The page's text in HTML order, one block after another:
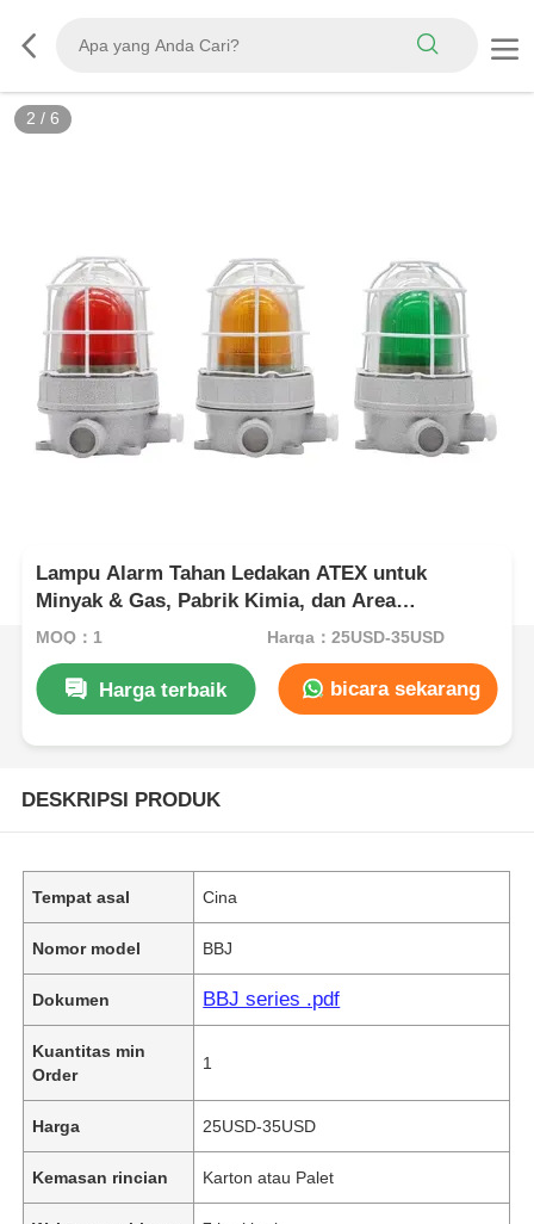
2 / 6
Lampu Alarm Tahan Ledakan ATEX untuk
Minyak & Gas, Pabrik Kimia, dan Area
Berbahaya
MOQ：1 Harga：25USD-35USD
Harga terbaik bicara sekarang
DESKRIPSI PRODUK
Tempat asal Cina
Nomor model BBJ
Dokumen BBJ series .pdf
Kuantitas min
Order
1
Harga 25USD-35USD
Kemasan rincian Karton atau Palet